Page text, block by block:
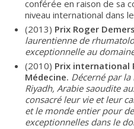
conférée en raison de sa
niveau international dans
(2013) Prix Roger
laurentienne de
exceptionnelle au
(2010) Prix international
Médecine. Décerné par la
Riyadh, Arabie saoudite
consacré leur vie et leur
et le monde entier pour
exceptionnelles dans le